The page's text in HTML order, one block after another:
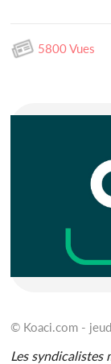
5800 Vues
© Koaci.com -
Les syndicalistes